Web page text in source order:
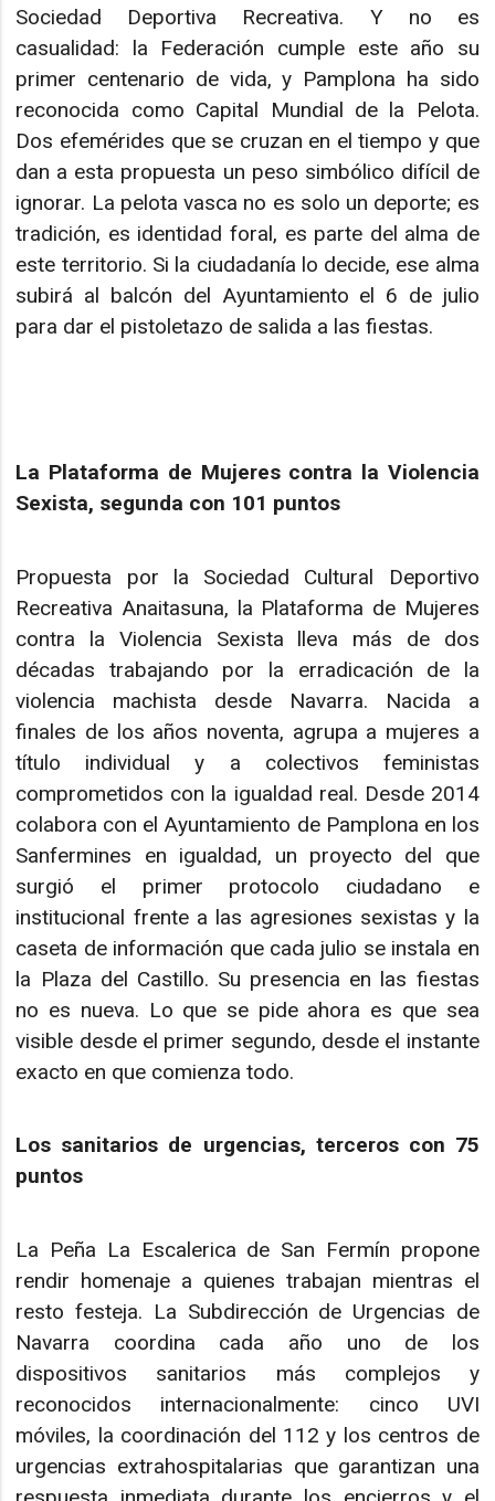
Sociedad Deportiva Recreativa. Y no es
casualidad: la Federación cumple este año su
primer centenario de vida, y Pamplona ha sido
reconocida como Capital Mundial de la Pelota.
Dos efemérides que se cruzan en el tiempo y que
dan a esta propuesta un peso simbólico difícil de
ignorar. La pelota vasca no es solo un deporte; es
tradición, es identidad foral, es parte del alma de
este territorio. Si la ciudadanía lo decide, ese alma
subirá al balcón del Ayuntamiento el 6 de julio
para dar el pistoletazo de salida a las fiestas.
La Plataforma de Mujeres contra la Violencia
Sexista, segunda con 101 puntos
Propuesta por la Sociedad Cultural Deportivo
Recreativa Anaitasuna, la Plataforma de Mujeres
contra la Violencia Sexista lleva más de dos
décadas trabajando por la erradicación de la
violencia machista desde Navarra. Nacida a
finales de los años noventa, agrupa a mujeres a
título individual y a colectivos feministas
comprometidos con la igualdad real. Desde 2014
colabora con el Ayuntamiento de Pamplona en los
Sanfermines en igualdad, un proyecto del que
surgió el primer protocolo ciudadano e
institucional frente a las agresiones sexistas y la
caseta de información que cada julio se instala en
la Plaza del Castillo. Su presencia en las fiestas
no es nueva. Lo que se pide ahora es que sea
visible desde el primer segundo, desde el instante
exacto en que comienza todo.
Los sanitarios de urgencias, terceros con 75
puntos
La Peña La Escalerica de San Fermín propone
rendir homenaje a quienes trabajan mientras el
resto festeja. La Subdirección de Urgencias de
Navarra coordina cada año uno de los
dispositivos sanitarios más complejos y
reconocidos internacionalmente: cinco UVI
móviles, la coordinación del 112 y los centros de
urgencias extrahospitalarias que garantizan una